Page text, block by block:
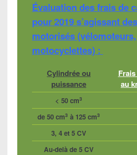
Évaluation des frais de
pour 2019 s’agissant
motorisés
motocyclettes) :
Cylindrée ou
puissance
au
< 50 cm3
de 50 cm3 à 125 cm3
3, 4 et 5 CV
Au-delà de 5 CV